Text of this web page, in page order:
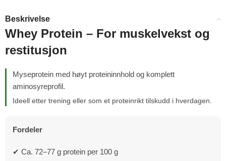
4%
Beskrivelse
Whey Protein – For muskelvekst og
restitusjon
Myseprotein med høyt proteininnhold og komplett
aminosyreprofil.
Ideell etter trening eller som et proteinrikt tilskudd i hverdagen.
Fordeler
✔ Ca. 72–77 g protein per 100 g